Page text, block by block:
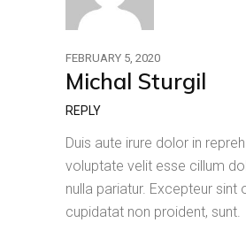
FEBRUARY 5, 2020
Michal Sturgil
REPLY
Duis aute irure dolor in
voluptate velit esse cillum
nulla pariatur. Excepteur
cupidatat non proident, sunt.